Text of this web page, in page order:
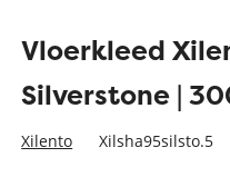
Vloerkleed
Silverstone |
Xilento Xilsha95silsto.5